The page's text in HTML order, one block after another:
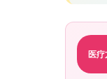
医疗